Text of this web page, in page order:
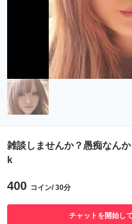
雑談しませんか？愚痴なん
k
400 コイン/ 30分
チャットを開始し